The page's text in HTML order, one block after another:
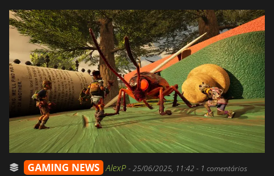
ENTRAR OU REGISTAR
GAMING NEWS AlexP -25/06/2025, 11:42 - 1 comentários